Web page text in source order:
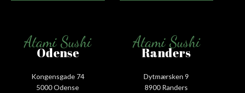
Atami Sushi
Odense
Kongensgade 74
5000 Odense
Atami Sushi
Randers
Dytmærsken 9
8900 Randers